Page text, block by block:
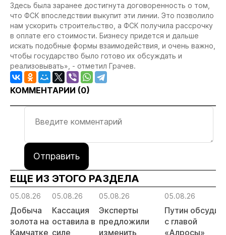
Здесь была заранее достигнута договоренность о том,
что ФСК впоследствии выкупит эти линии. Это позволило
нам ускорить строительство, а ФСК получила рассрочку
в оплате его стоимости. Бизнесу придется и дальше
искать подобные формы взаимодействия, и очень важно,
чтобы государство было готово их обсуждать и
реализовывать», - отметил Грачев.
КОММЕНТАРИИ (0)
Отправить
ЕЩЕ ИЗ ЭТОГО РАЗДЕЛА
05.08.26
Добыча
золота на
Камчатке
05.08.26
Кассация
оставила в
силе
05.08.26
Эксперты
предложили
изменить
05.08.26
Путин обсудил
с главой
«Алросы»